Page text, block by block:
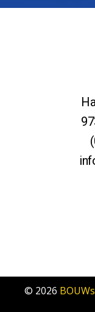
© 2026